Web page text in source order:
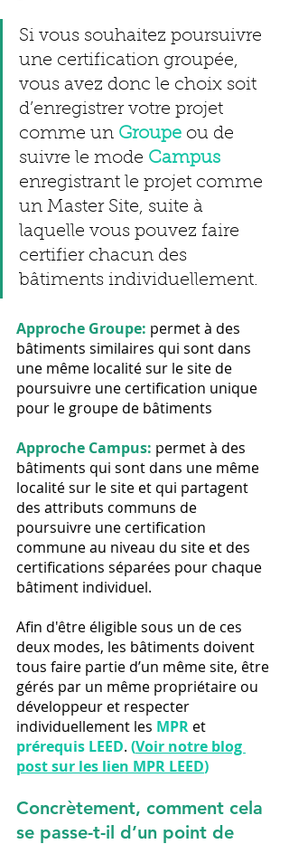
Si vous souhaitez poursuivre
une certification groupée,
vous avez donc le choix soit
d’enregistrer votre projet
comme un Groupe ou de
suivre le mode Campus
enregistrant le projet comme
un Master Site, suite à
laquelle vous pouvez faire
certifier chacun des
bâtiments individuellement.
Approche Groupe: permet à des
bâtiments similaires qui sont dans
une même localité sur le site de
poursuivre une certification unique
pour le groupe de bâtiments
Approche Campus: permet à des
bâtiments qui sont dans une même
localité sur le site et qui partagent
des attributs communs de
poursuivre une certification
commune au niveau du site et des
certifications séparées pour chaque
bâtiment individuel.
Afin d'être éligible sous un de ces
deux modes, les bâtiments doivent
tous faire partie d’un même site, être
gérés par un même propriétaire ou
développeur et respecter
individuellement les MPR et
prérequis LEED. (Voir notre blog
post sur les lien MPR LEED)
Concrètement, comment cela
se passe-t-il d’un point de